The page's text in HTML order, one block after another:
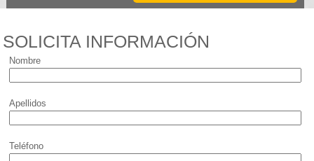
SOLICITA INFORMACIÓN
Nombre
Apellidos
Teléfono